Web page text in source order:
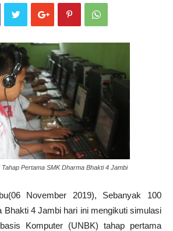
Tahap Pertama SMK Dharma Bhakti 4 Jambi
November 2019), Sebanyak 100
Bhakti 4 Jambi hari ini mengikuti simulasi
Komputer (UNBK) tahap pertama